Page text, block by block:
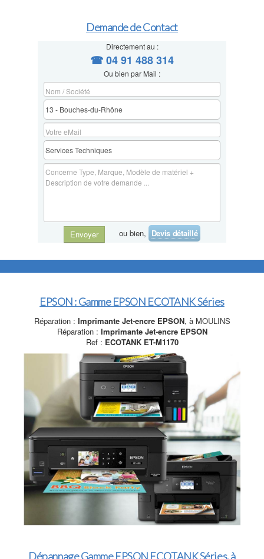
Demande de Contact
Directement au :
☎ 04 91 488 314
Ou bien par Mail :
Envoyer ou bien, Devis détaillé
EPSON : Gamme EPSON ECOTANK Séries
Réparation : Imprimante Jet-encre EPSON, à MOULINS
Réparation : Imprimante Jet-encre EPSON
Ref : ECOTANK ET-M1170
Dépannage Gamme EPSON ECOTANK Séries, à